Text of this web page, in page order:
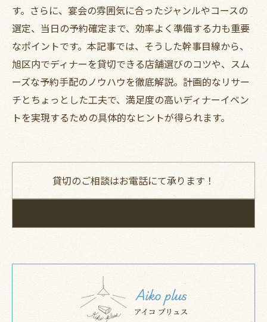
す。さらに、宴会の雰囲気に合ったジャンルやコースの
選定、当日の予約確定まで、効率よく準備する力も重要
なポイントです。本記事では、そうした幹事目線から、
旭区内でディナーを貸切できる店舗選びのコツや、スム
ーズな予約手配のノウハウを徹底解説。計画的なリサー
チとちょっとした工夫で、満足度の高いディナーイベン
トを実現するための具体的なヒントが得られます。
貸切のご相談はお電話にて承ります！